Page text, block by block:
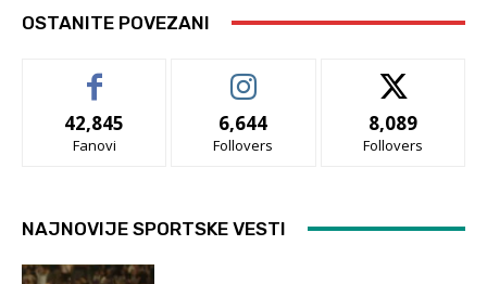
OSTANITE POVEZANI
42,845
Fanovi
6,644
Follovers
8,089
Follovers
NAJNOVIJE SPORTSKE VESTI